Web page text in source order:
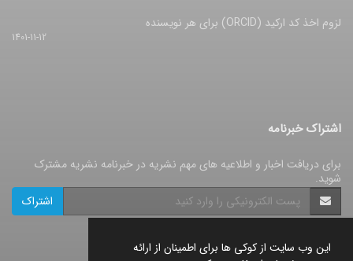
این وب سایت از کوکی ها برای اطمینان از ارائه
لزوم اخذ کد ارکید (ORCID) برای هر نویسنده
1401-11-12
اشتراک خبرنامه
برای دریافت اخبار و اطلاعیه های مهم نشریه در خبرنامه نشریه مشترک
شوید.
اشتراک